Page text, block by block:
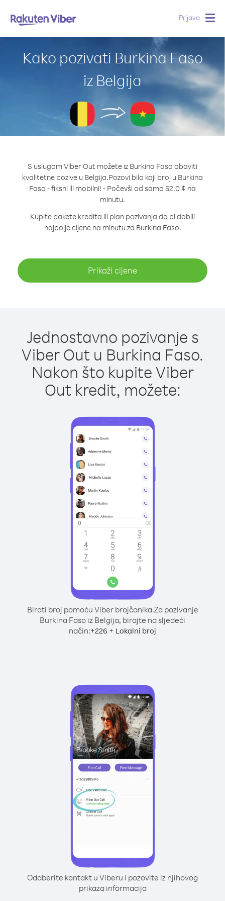
Prijava
Kako pozivati Burkina Faso
iz Belgija
S uslugom Viber Out možete iz Burkina Faso obaviti
kvalitetne pozive u Belgija.Pozovi bilo koji broj u Burkina
Faso - fiksni ili mobilni! - Počevši od samo 52.0 ¢ na
minutu.
Kupite pakete kredita ili plan pozivanja da bi dobili
najbolje cijene na minutu za Burkina Faso.
Prikaži cijene
Jednostavno pozivanje s
Viber Out u Burkina Faso.
Nakon što kupite Viber
Out kredit, možete:
Birati broj pomoću Viber brojčanika.Za pozivanje
Burkina Faso iz Belgija, birajte na sljedeći
način:+226 + Lokalni broj
Odaberite kontakt u Viberu i pozovite iz njihovog
prikaza informacija